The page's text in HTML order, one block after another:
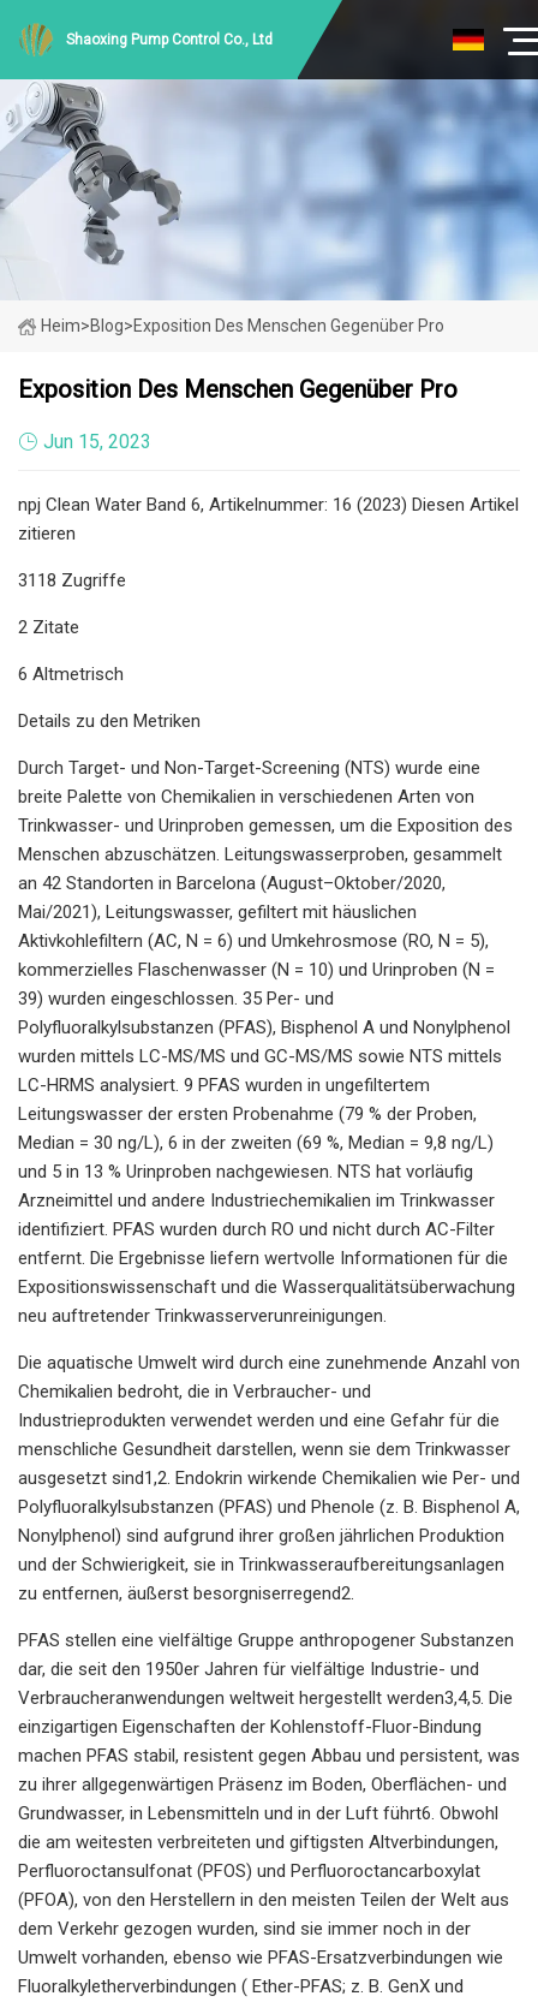
Shaoxing Pump Control Co., Ltd
Heim>Blog>Exposition Des Menschen Gegenüber Pro
Exposition Des Menschen Gegenüber Pro
Jun 15, 2023
npj Clean Water Band 6, Artikelnummer: 16 (2023) Diesen Artikel
zitieren
3118 Zugriffe
2 Zitate
6 Altmetrisch
Details zu den Metriken
Durch Target- und Non-Target-Screening (NTS) wurde eine
breite Palette von Chemikalien in verschiedenen Arten von
Trinkwasser- und Urinproben gemessen, um die Exposition des
Menschen abzuschätzen. Leitungswasserproben, gesammelt
an 42 Standorten in Barcelona (August–Oktober/2020,
Mai/2021), Leitungswasser, gefiltert mit häuslichen
Aktivkohlefiltern (AC, N = 6) und Umkehrosmose (RO, N = 5),
kommerzielles Flaschenwasser (N = 10) und Urinproben (N =
39) wurden eingeschlossen. 35 Per- und
Polyfluoralkylsubstanzen (PFAS), Bisphenol A und Nonylphenol
wurden mittels LC-MS/MS und GC-MS/MS sowie NTS mittels
LC-HRMS analysiert. 9 PFAS wurden in ungefiltertem
Leitungswasser der ersten Probenahme (79 % der Proben,
Median = 30 ng/L), 6 in der zweiten (69 %, Median = 9,8 ng/L)
und 5 in 13 % Urinproben nachgewiesen. NTS hat vorläufig
Arzneimittel und andere Industriechemikalien im Trinkwasser
identifiziert. PFAS wurden durch RO und nicht durch AC-Filter
entfernt. Die Ergebnisse liefern wertvolle Informationen für die
Expositionswissenschaft und die Wasserqualitätsüberwachung
neu auftretender Trinkwasserverunreinigungen.
Die aquatische Umwelt wird durch eine zunehmende Anzahl von
Chemikalien bedroht, die in Verbraucher- und
Industrieprodukten verwendet werden und eine Gefahr für die
menschliche Gesundheit darstellen, wenn sie dem Trinkwasser
ausgesetzt sind1,2. Endokrin wirkende Chemikalien wie Per- und
Polyfluoralkylsubstanzen (PFAS) und Phenole (z. B. Bisphenol A,
Nonylphenol) sind aufgrund ihrer großen jährlichen Produktion
und der Schwierigkeit, sie in Trinkwasseraufbereitungsanlagen
zu entfernen, äußerst besorgniserregend2.
PFAS stellen eine vielfältige Gruppe anthropogener Substanzen
dar, die seit den 1950er Jahren für vielfältige Industrie- und
Verbraucheranwendungen weltweit hergestellt werden3,4,5. Die
einzigartigen Eigenschaften der Kohlenstoff-Fluor-Bindung
machen PFAS stabil, resistent gegen Abbau und persistent, was
zu ihrer allgegenwärtigen Präsenz im Boden, Oberflächen- und
Grundwasser, in Lebensmitteln und in der Luft führt6. Obwohl
die am weitesten verbreiteten und giftigsten Altverbindungen,
Perfluoroctansulfonat (PFOS) und Perfluoroctancarboxylat
(PFOA), von den Herstellern in den meisten Teilen der Welt aus
dem Verkehr gezogen wurden, sind sie immer noch in der
Umwelt vorhanden, ebenso wie PFAS-Ersatzverbindungen wie
Fluoralkyletherverbindungen ( Ether-PFAS; z. B. GenX und